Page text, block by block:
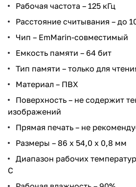
Рабочая частота – 125 кГц
Расстояние считывания – до
Чип – EmMarin-совместимый
Емкость памяти – 64 бит
Тип памяти – только для
Материал – ПВХ
Поверхность – не содержит
изображений
Прямая печать – не
Размеры – 86 х 54,0 х 0,8 мм
Диапазон рабочих
С